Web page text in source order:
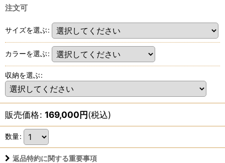
注文可
サイズを選ぶ:
カラーを選ぶ:
収納を選ぶ:
販売価格: 169,000円(税込)
数量:
返品特約に関する重要事項